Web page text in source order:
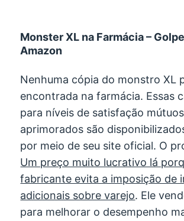
Monster XL na Farmácia –
Amazon
Nenhuma cópia do monstro XL
encontrada na farmácia. Essas
para níveis de satisfação mútuos
aprimorados são
por meio de seu site oficial. O
Um preço muito lucrativo lá
fabricante evita a imposição de
adicionais sobre varejo. Ele
para melhorar o desempenho